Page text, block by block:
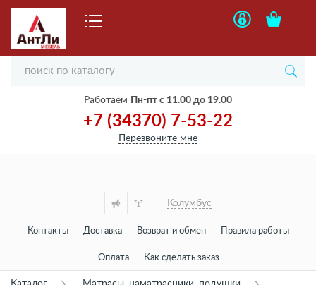
Работаем Пн-пт с 11.00 до 19.00
+7 (34370) 7-53-22
Перезвоните мне
Колумбус
Контакты Доставка Возврат и обмен Правила работы
Оплата Как сделать заказ